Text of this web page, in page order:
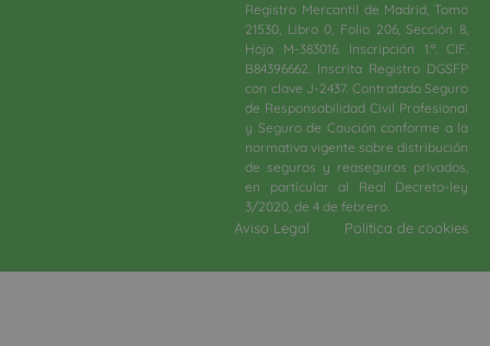
Registro Mercantil de Madrid, Tomo
21530, Libro 0, Folio 206, Sección 8,
Hoja M-383016. Inscripción 1.ª. CIF.
B84396662. Inscrita Registro DGSFP
con clave J-2437. Contratado Seguro
de Responsabilidad Civil Profesional
y Seguro de Caución conforme a la
normativa vigente sobre distribución
de seguros y reaseguros privados,
en particular al Real Decreto-ley
3/2020, de 4 de febrero.​
Aviso Legal Política de cookies